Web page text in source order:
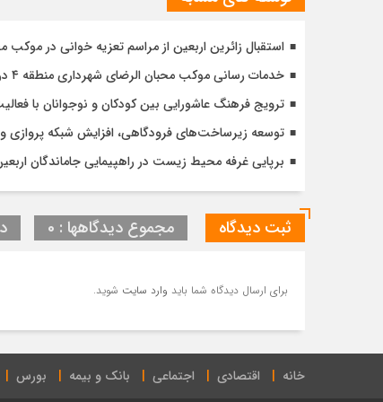
استقبال زائرین اربعین از مراسم تعزیه خوانی در
خدمات رسانی موکب محبان الرضای شهرداری منطقه ۴ در مسیر مشایه
ترویج فرهنگ عاشورایی بین کودکان و نوجوانان با
توسعه زیرساخت‌های فرودگاهی، افزایش شبکه پروازی و
برپایی غرفه محیط زیست در راهپیمایی جاماندگان
ثبت دیدگاه مجموع دیدگاهها : 0
برای ارسال دیدگاه شما باید وارد سایت شوید.
خانه اقتصادی اجتماعی بانک و بیمه بورس